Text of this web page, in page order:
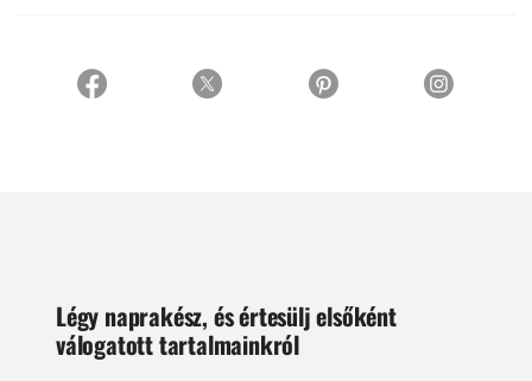
Légy naprakész, és értesülj elsőként
válogatott tartalmainkról